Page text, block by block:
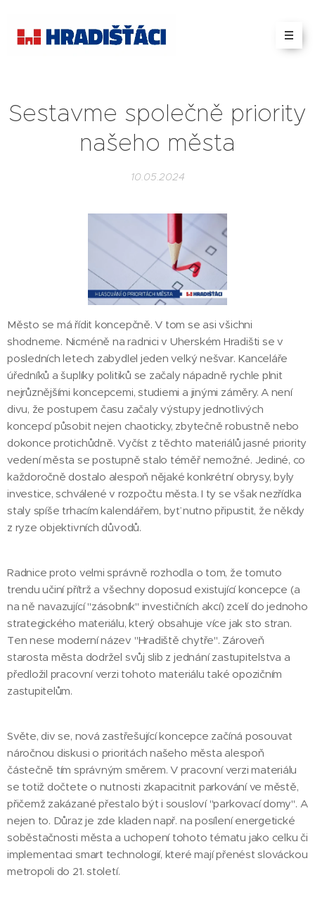
Sestavme společně priority
našeho města
10.05.2024
Město se má řídit koncepčně. V tom se asi všichni
shodneme. Nicméně na radnici v Uherském Hradišti se v
posledních letech zabydlel jeden velký nešvar. Kanceláře
úředníků a šuplíky politiků se začaly nápadně rychle plnit
nejrůznějšími koncepcemi, studiemi a jinými záměry. A není
divu, že postupem času začaly výstupy jednotlivých
koncepcí působit nejen chaoticky, zbytečně robustně nebo
dokonce protichůdně. Vyčíst z těchto materiálů jasné priority
vedení města se postupně stalo téměř nemožné. Jediné, co
každoročně dostalo alespoň nějaké konkrétní obrysy, byly
investice, schválené v rozpočtu města. I ty se však nezřídka
staly spíše trhacím kalendářem, byť nutno připustit, že někdy
z ryze objektivních důvodů.
Radnice proto velmi správně rozhodla o tom, že tomuto
trendu učiní přítrž a všechny doposud existující koncepce (a
na ně navazující "zásobník" investičních akcí) zcelí do jednoho
strategického materiálu, který obsahuje více jak sto stran.
Ten nese moderní název "Hradiště chytře". Zároveň
starosta města dodržel svůj slib z jednání zastupitelstva a
předložil pracovní verzi tohoto materiálu také opozičním
zastupitelům.
Světe, div se, nová zastřešující koncepce začíná posouvat
náročnou diskusi o prioritách našeho města alespoň
částečně tím správným směrem. V pracovní verzi materiálu
se totiž dočtete o nutnosti zkapacitnit parkování ve městě,
přičemž zakázané přestalo být i sousloví "parkovací domy". A
nejen to. Důraz je zde kladen např. na posílení energetické
soběstačnosti města a uchopení tohoto tématu jako celku či
implementaci smart technologií, které mají přenést slováckou
metropoli do 21. století.